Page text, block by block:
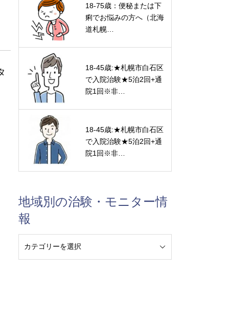
18-75歳：便秘または下
痢でお悩みの方へ（北海
道札幌…
18-45歳:★札幌市白石区
で入院治験★5泊2回+通
院1回※非…
18-45歳:★札幌市白石区
で入院治験★5泊2回+通
院1回※非…
地域別の治験・モニター情
報